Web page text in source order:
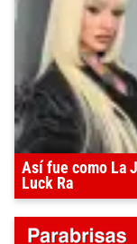
Así fue como La
Luck Ra